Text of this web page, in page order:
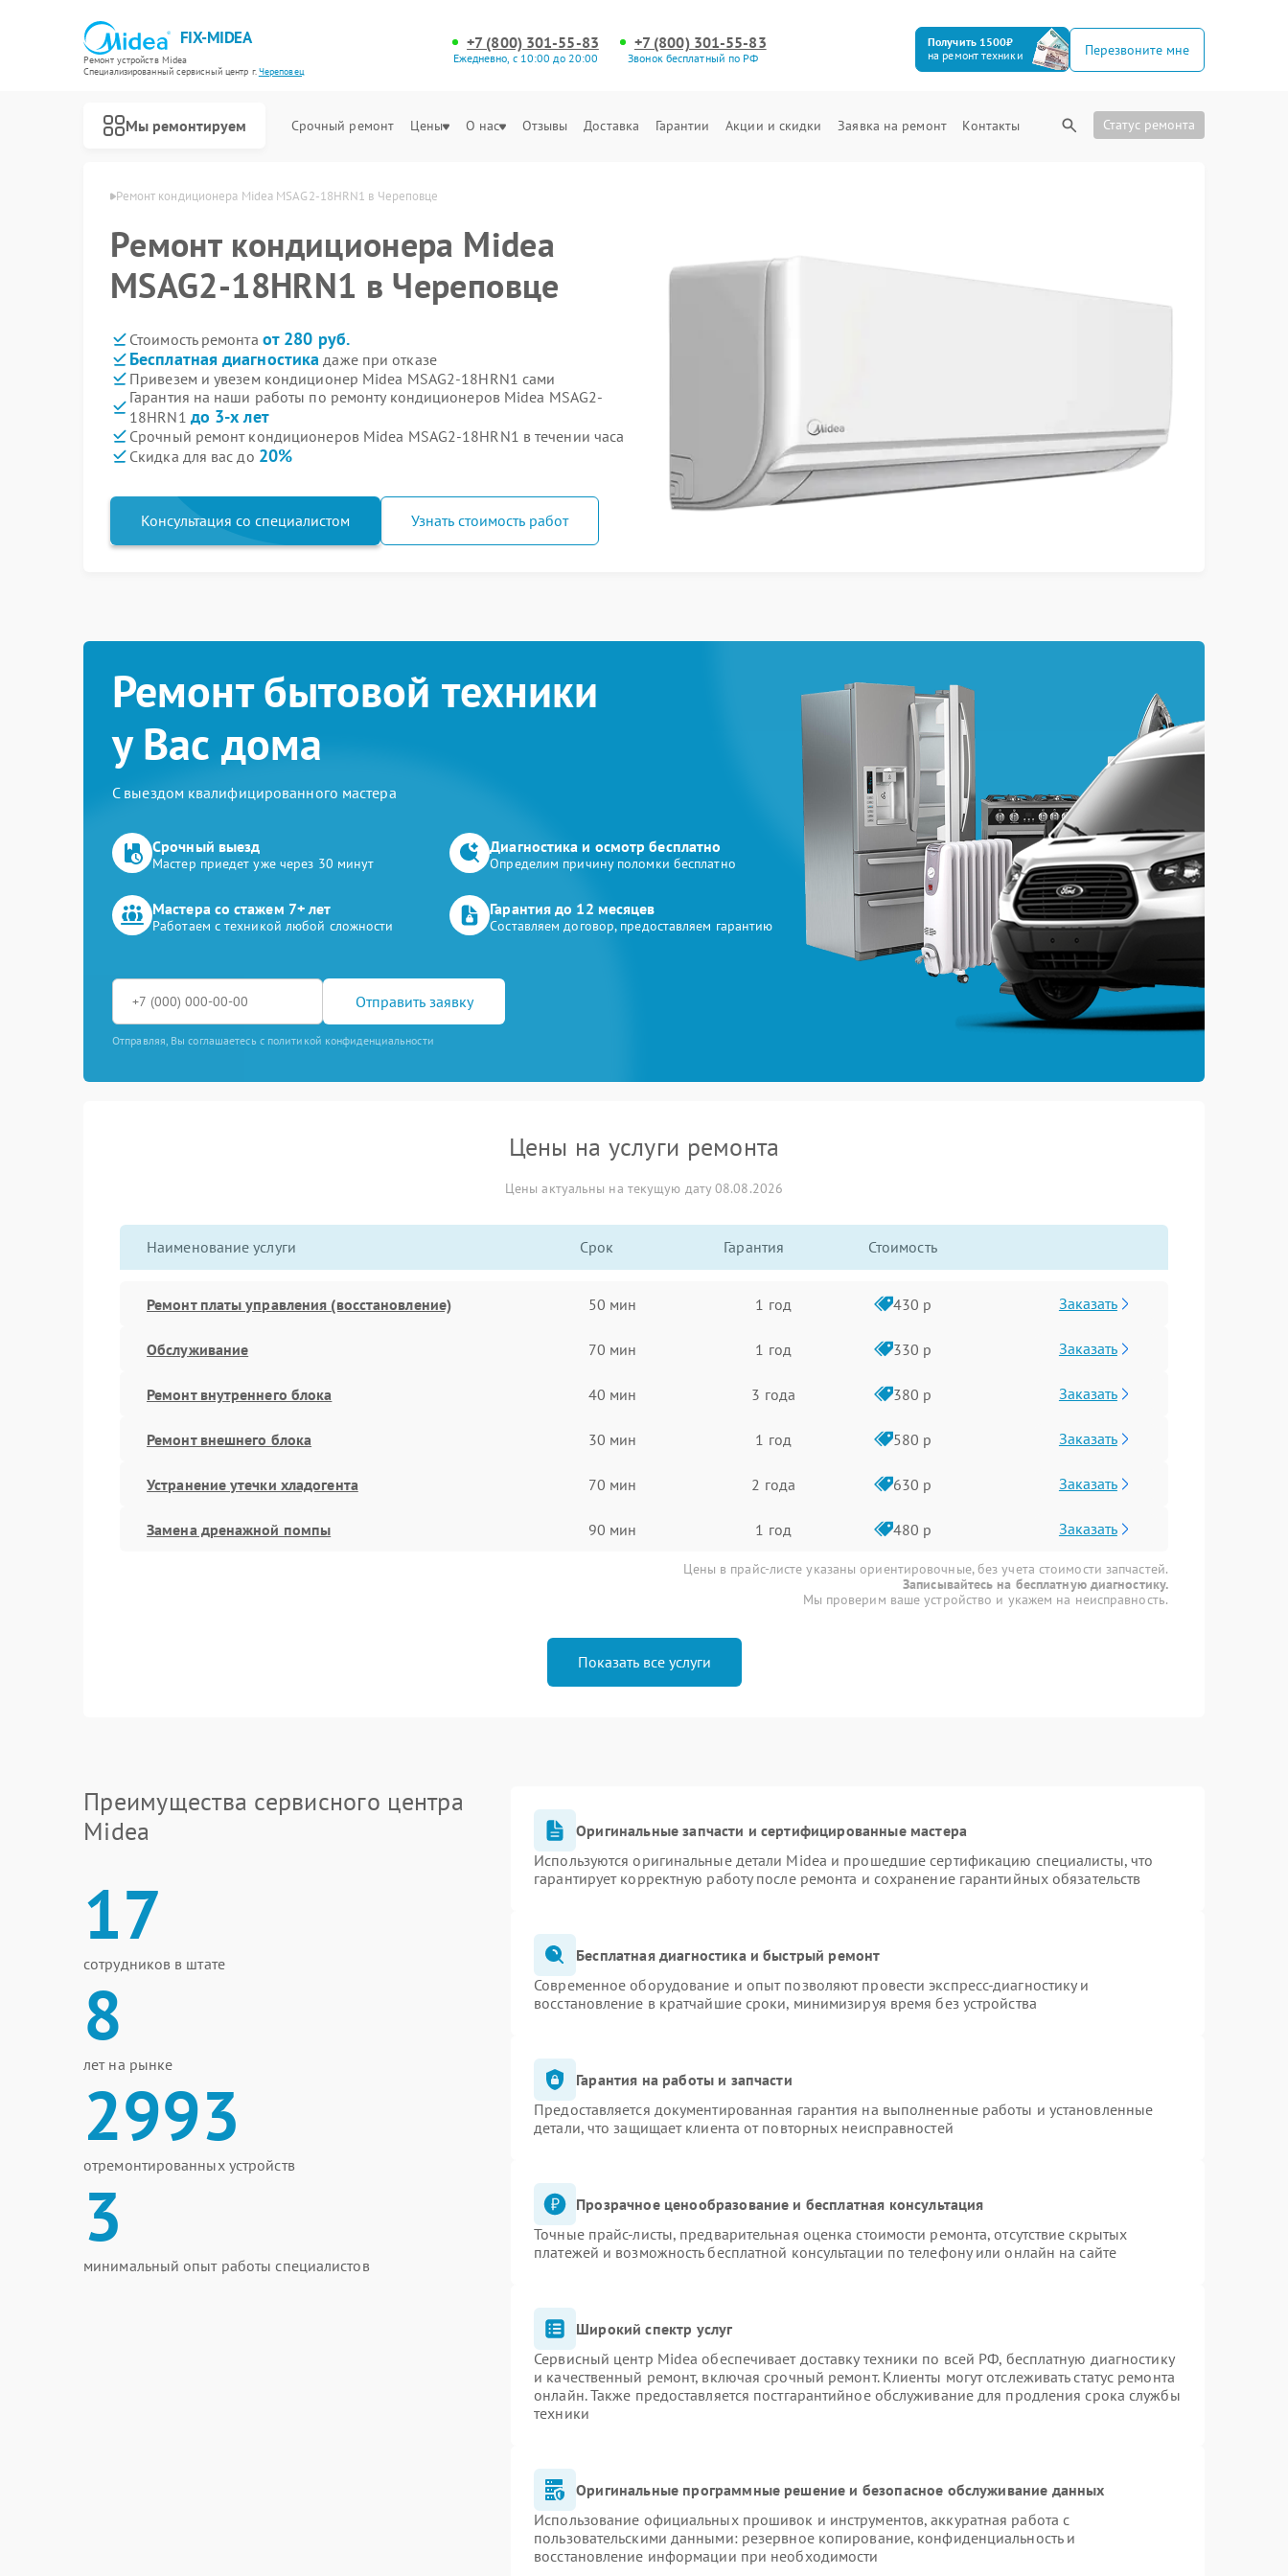
FIX-MIDEA
Ремонт устройств Midea
Специализированный cервисный центр г.Череповец
+7 (800) 301-55-83
Ежедневно, с 10:00 до 20:00
+7 (800) 301-55-83
Звонок бесплатный по РФ
Получить 1500₽
на ремонт техники
Перезвоните мне
Мы ремонтируем Срочный ремонт Цены О нас Отзывы Доставка Гарантии Акции и скидки Заявка на ремонт Контакты Статус ремонта
Ремонт кондиционера Midea MSAG2-18HRN1 в Череповце
Ремонт кондиционера Midea
MSAG2-18HRN1 в Череповце
Стоимость ремонта от 280 руб.
Бесплатная диагностика даже при отказе
Привезем и увезем кондиционер Midea MSAG2-18HRN1 сами
Гарантия на наши работы по ремонту кондиционеров Midea MSAG2-
18HRN1 до 3-х лет
Срочный ремонт кондиционеров Midea MSAG2-18HRN1 в течении часа
Скидка для вас до 20%
Консультация со специалистом Узнать стоимость работ
Ремонт бытовой техники
у Вас дома
С выездом квалифицированного мастера
Срочный выезд
Мастер приедет уже через 30 минут
Диагностика и осмотр бесплатно
Определим причину поломки бесплатно
Мастера со стажем 7+ лет
Работаем с техникой любой сложности
Гарантия до 12 месяцев
Составляем договор, предоставляем гарантию
Отправить заявку
Отправляя, Вы соглашаетесь с политикой конфиденциальности
Цены на услуги ремонта
Цены актуальны на текущую дату 08.08.2026
Наименование услуги Срок Гарантия Стоимость
Ремонт платы управления (восстановление) 50 мин 1 год 430 р Заказать
Обслуживание 70 мин 1 год 330 р Заказать
Ремонт внутреннего блока 40 мин 3 года 380 р Заказать
Ремонт внешнего блока 30 мин 1 год 580 р Заказать
Устранение утечки хладогента 70 мин 2 года 630 р Заказать
Замена дренажной помпы 90 мин 1 год 480 р Заказать
Цены в прайс-листе указаны ориентировочные, без учета стоимости запчастей.
Записывайтесь на бесплатную диагностику.
Мы проверим ваше устройство и укажем на неисправность.
Показать все услуги
Преимущества сервисного центра
Midea
17
сотрудников в штате
8
лет на рынке
2993
отремонтированных устройств
3
минимальный опыт работы специалистов
Оригинальные запчасти и сертифицированные мастера
Используются оригинальные детали Midea и прошедшие сертификацию специалисты, что
гарантирует корректную работу после ремонта и сохранение гарантийных обязательств
Бесплатная диагностика и быстрый ремонт
Современное оборудование и опыт позволяют провести экспресс-диагностику и
восстановление в кратчайшие сроки, минимизируя время без устройства
Гарантия на работы и запчасти
Предоставляется документированная гарантия на выполненные работы и установленные
детали, что защищает клиента от повторных неисправностей
Прозрачное ценообразование и бесплатная консультация
Точные прайс-листы, предварительная оценка стоимости ремонта, отсутствие скрытых
платежей и возможность бесплатной консультации по телефону или онлайн на сайте
Широкий спектр услуг
Сервисный центр Midea обеспечивает доставку техники по всей РФ, бесплатную диагностику
и качественный ремонт, включая срочный ремонт. Клиенты могут отслеживать статус ремонта
онлайн. Также предоставляется постгарантийное обслуживание для продления срока службы
техники
Оригинальные программные решение и безопасное обслуживание данных
Использование официальных прошивок и инструментов, аккуратная работа с
пользовательскими данными: резервное копирование, конфиденциальность и
восстановление информации при необходимости